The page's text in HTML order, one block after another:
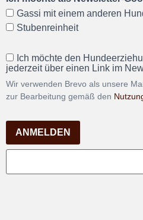
Gassi mit einem anderen
Stubenreinheit
Ich möchte den
jederzeit über einen Link im
Wir verwenden Brevo als unsere
zur Bearbeitung gemäß den
ANMELDEN